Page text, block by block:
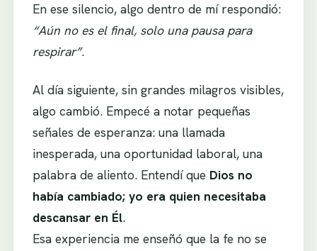
En ese silencio, algo dentro de mí respondió:
“Aún no es el final, solo una pausa para
respirar”.
Al día siguiente, sin grandes milagros visibles,
algo cambió. Empecé a notar pequeñas
señales de esperanza: una llamada
inesperada, una oportunidad laboral, una
palabra de aliento. Entendí que Dios no
había cambiado; yo era quien necesitaba
descansar en Él.
Esa experiencia me enseñó que la fe no se